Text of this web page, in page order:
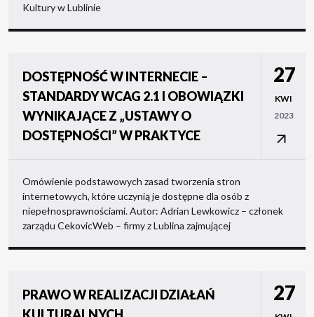
Kultury w Lublinie
DOSTĘPNOŚĆ W INTERNECIE –
STANDARDY WCAG 2.1 I OBOWIĄZKI
WYNIKAJĄCE Z „USTAWY O
DOSTĘPNOŚCI” W PRAKTYCE
27
KWI
2023
Omówienie podstawowych zasad tworzenia stron
internetowych, które uczynią je dostępne dla osób z
niepełnosprawnościami. Autor: Adrian Lewkowicz – członek
zarządu CekovicWeb – firmy z Lublina zajmującej
PRAWO W REALIZACJI DZIAŁAŃ
27